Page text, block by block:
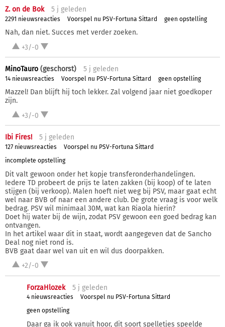
Z. on de Bok 5 j geleden
2291 nieuwsreacties Voorspel nu PSV-Fortuna Sittard geen opstelling
Nah, dan niet. Succes met verder zoeken.
+3/-0
MinoTauro (geschorst) 5 j geleden
14 nieuwsreacties Voorspel nu PSV-Fortuna Sittard geen opstelling
Mazzel! Dan blijft hij toch lekker. Zal volgend jaar niet goedkoper
zijn.
+3/-0
Ibi Fires! 5 j geleden
127 nieuwsreacties
Voorspel nu PSV-Fortuna Sittard
incomplete opstelling
Dit valt gewoon onder het kopje transferonderhandelingen.
Iedere TD probeert de prijs te laten zakken (bij koop) of te laten
stijgen (bij verkoop). Malen hoeft niet weg bij PSV, maar gaat echt
wel naar BVB of naar een andere club. De grote vraag is voor welk
bedrag. PSV wil minimaal 30M, wat kan Riaola hierin?
Doet hij water bij de wijn, zodat PSV gewoon een goed bedrag kan
ontvangen.
In het artikel waar dit in staat, wordt aangegeven dat de Sancho
Deal nog niet rond is.
BVB gaat daar wel van uit en wil dus doorpakken.
+2/-0
ForzaHlozek 5 j geleden
4 nieuwsreacties
Voorspel nu PSV-Fortuna Sittard
geen opstelling
Daar ga ik ook vanuit hoor, dit soort spelletjes speelde